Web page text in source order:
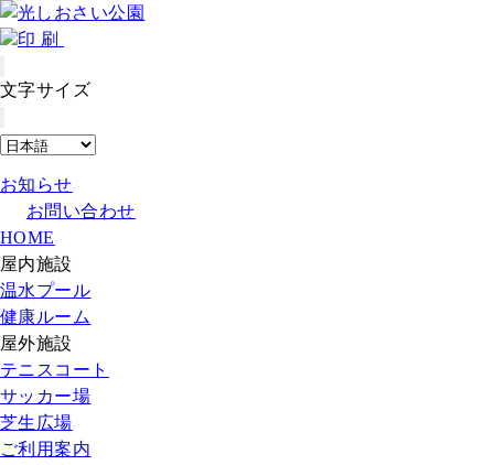
印刷
文字サイズ
お知らせ
お問い合わせ
HOME
屋内施設
温水プール
健康ルーム
屋外施設
テニスコート
サッカー場
芝生広場
ご利用案内